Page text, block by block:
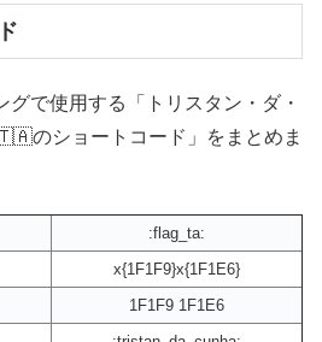
で使用する「トリスタン・ダ・
のショートコード」をまとめま
:flag_ta:
x{1F1F9}x{1F1E6}
1F1F9 1F1E6